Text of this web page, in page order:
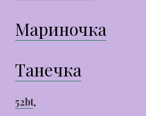
Мариночка
Танечка
52bt,